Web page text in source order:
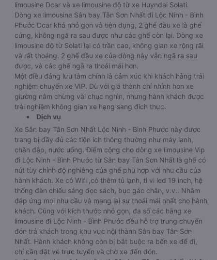
limousine Dcar và xe limousine độ từ xe Huyndai Solati.
Dòng xe limousine Sân bay Tân Sơn Nhất đi Lộc Ninh - Bình
Phước Dcar khá nhỏ gọn và tiện dụng, 2 ghế đầu xe là ghế
cứng, không ngã ra sau được như các ghế còn lại. Dòng xe
limousine độ từ Solati lại có trần cao, không gian xe rộng rãi
và rất thoáng. 2 ghế đầu xe của dòng này vẫn ngã ra sau
được, và các ghế ngã ra thoải mái hơn.
Một điều đáng lưu tâm chính là cảm xúc khi khách hàng trải
nghiệm chuyến xe VIP. Dù với giá thành chỉ nhỉnh hơn xe
giường nằm chừng vài chục nghìn, nhưng hành khách được
trải nghiệm không gian xe hạng sang đích thực.
Dịch vụ
Xe Sân bay Tân Sơn Nhất Lộc Ninh - Bình Phước này được
trang bị đầy đủ các tiện ích thông thường như máy lạnh,
chăn đắp, nước uống. Điểm cộng cho dòng xe limousine Vip
đi Lộc Ninh - Bình Phước từ Sân bay Tân Sơn Nhất là ghế có
nút tùy chỉnh độ nghiêng của ghế phù hợp với nhu cầu của
hành khách. Xe có Wifi ,có thêm tủ lạnh, ti vi led 19 inch, hệ
thống đèn chiếu sáng đọc sách, bục gác chân, v.v.. Nhằm
đáp ứng mọi nhu cầu và mang lại sự thoải mái nhất cho hành
khách. Cũng với kích thước nhỏ gọn, đa số các hãng xe
limousine đi Lộc Ninh - Bình Phước đều hỗ trợ trung chuyển
đón trả khách trong khu vực nội thành Sân bay Tân Sơn
Nhất. Hành khách không còn bị bắt buộc ra bến xe để đi,
chỉ cần đặt vé trực tuyến và chờ xe đến đón.